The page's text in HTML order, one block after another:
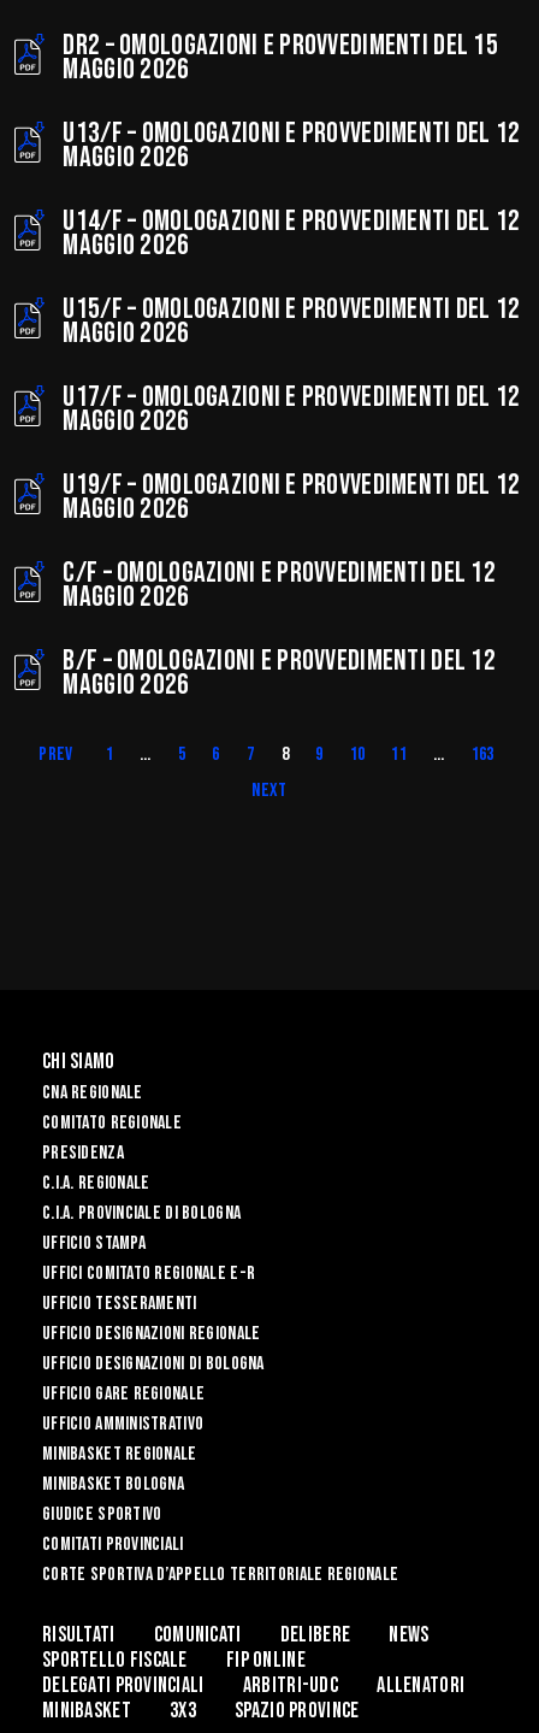
DR2 – Omologazioni e provvedimenti del 15
maggio 2026
U13/F – Omologazioni e provvedimenti del 12
maggio 2026
U14/F – Omologazioni e provvedimenti del 12
maggio 2026
U15/F – Omologazioni e provvedimenti del 12
maggio 2026
U17/F – Omologazioni e provvedimenti del 12
maggio 2026
U19/F – Omologazioni e provvedimenti del 12
maggio 2026
C/F – Omologazioni e provvedimenti del 12
maggio 2026
B/F – Omologazioni e provvedimenti del 12
maggio 2026
Prev 1 … 5 6 7 8 9 10 11 …
163
Next
Chi Siamo
CNA REGIONALE
Comitato Regionale
Presidenza
C.I.A. Regionale
C.I.A. Provinciale di Bologna
Ufficio Stampa
UFFICI COMITATO REGIONALE E-R
UFFICIO TESSERAMENTI
Ufficio Designazioni Regionale
Ufficio Designazioni di Bologna
Ufficio Gare Regionale
Ufficio Amministrativo
Minibasket Regionale
Minibasket Bologna
Giudice Sportivo
Comitati Provinciali
CORTE SPORTIVA D’APPELLO TERRITORIALE REGIONALE
Risultati Comunicati Delibere
News
Sportello Fiscale
Fip Online
DELEGATI PROVINCIALI
ARBITRI-UDC
ALLENATORI
MINIBASKET
3x3 Spazio Province